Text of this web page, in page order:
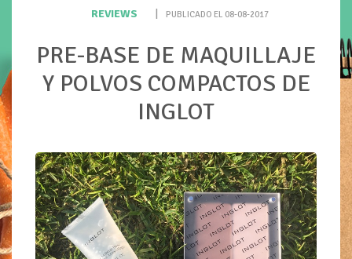
REVIEWS PUBLICADO EL 08-08-2017
PRE-BASE DE MAQUILLAJE
Y POLVOS COMPACTOS DE
INGLOT